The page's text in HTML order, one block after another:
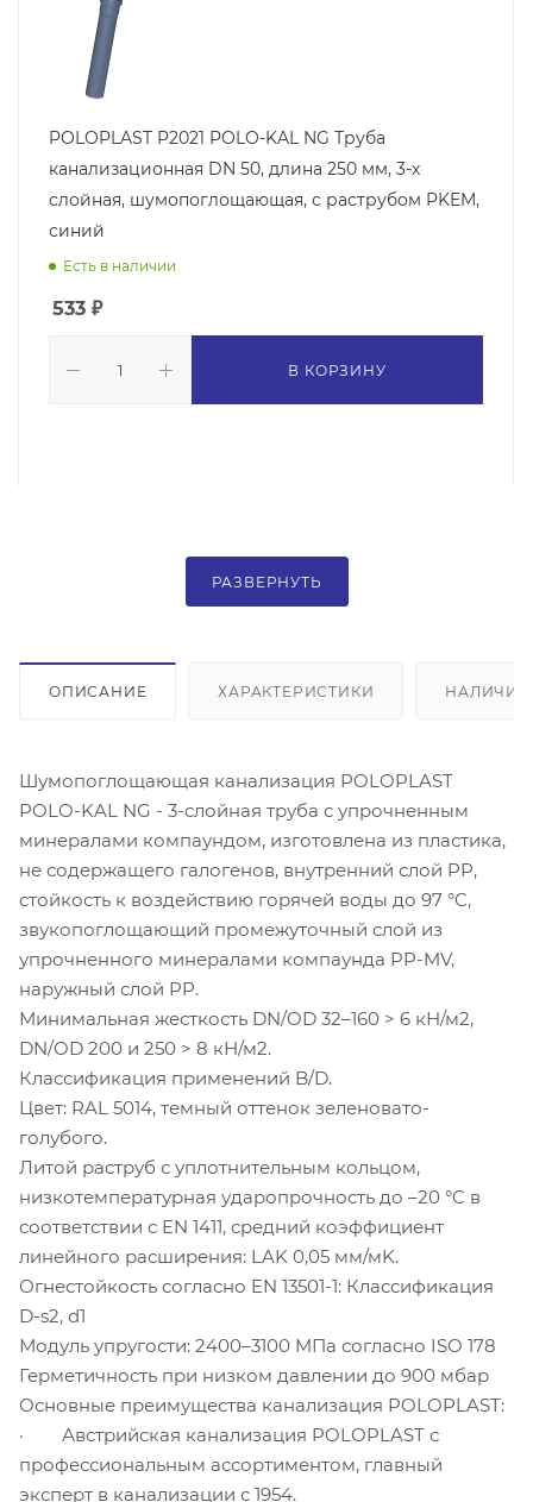
POLOPLAST P2021 POLO-KAL NG Труба
канализационная DN 50, длина 250 мм, 3-х
слойная, шумопоглощающая, с раструбом PKEM,
синий
Есть в наличии
533 ₽
В КОРЗИНУ
РАЗВЕРНУТЬ
ОПИСАНИЕ ХАРАКТЕРИСТИКИ НАЛИЧИЕ
Шумопоглощающая канализация POLOPLAST
POLO-KAL NG - 3-слойная труба с упрочненным
минералами компаундом, изготовлена из пластика,
не содержащего галогенов, внутренний слой PP,
стойкость к воздействию горячей воды до 97 °C,
звукопоглощающий промежуточный слой из
упрочненного минералами компаунда PP-MV,
наружный слой PP.
Минимальная жесткость DN/OD 32–160 > 6 кН/м2,
DN/OD 200 и 250 > 8 кН/м2.
Классификация применений B/D.
Цвет: RAL 5014, темный оттенок зеленовато-
голубого.
Литой раструб с уплотнительным кольцом,
низкотемпературная ударопрочность до –20 °C в
соответствии с EN 1411, средний коэффициент
линейного расширения: LAK 0,05 мм/мK.
Огнестойкость согласно EN 13501-1: Классификация
D-s2, d1
Модуль упругости: 2400–3100 MПа согласно ISO 178
Герметичность при низком давлении до 900 мбар
Основные преимущества канализация POLOPLAST:
· Австрийская канализация POLOPLAST с
профессиональным ассортиментом, главный
эксперт в канализации с 1954.